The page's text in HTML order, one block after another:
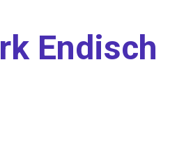
Endisch